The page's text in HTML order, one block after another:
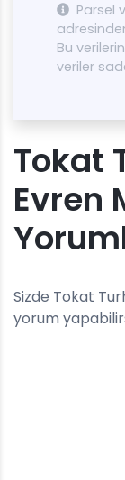
Parsel
Bu
veriler
Tokat
Evren
Sizde Tokat
yorum